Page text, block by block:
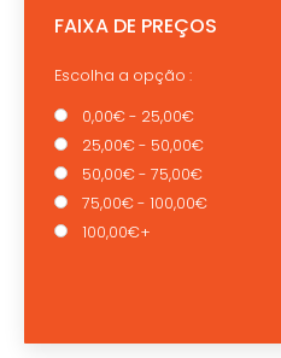
FAIXA DE PREÇOS
Escolha a opção :
0,00€ - 25,00€
25,00€ - 50,00€
50,00€ - 75,00€
75,00€ - 100,00€
100,00€+